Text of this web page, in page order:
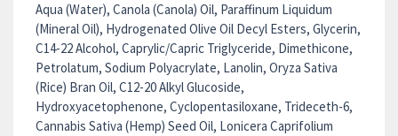
Aqua (Water), Canola (Canola) Oil, Paraffinum Liquidum
(Mineral Oil), Hydrogenated Olive Oil Decyl Esters, Glycerin,
C14-22 Alcohol, Caprylic/Capric Triglyceride, Dimethicone,
Petrolatum, Sodium Polyacrylate, Lanolin, Oryza Sativa
(Rice) Bran Oil, C12-20 Alkyl Glucoside,
Hydroxyacetophenone, Cyclopentasiloxane, Trideceth-6,
Cannabis Sativa (Hemp) Seed Oil, Lonicera Caprifolium